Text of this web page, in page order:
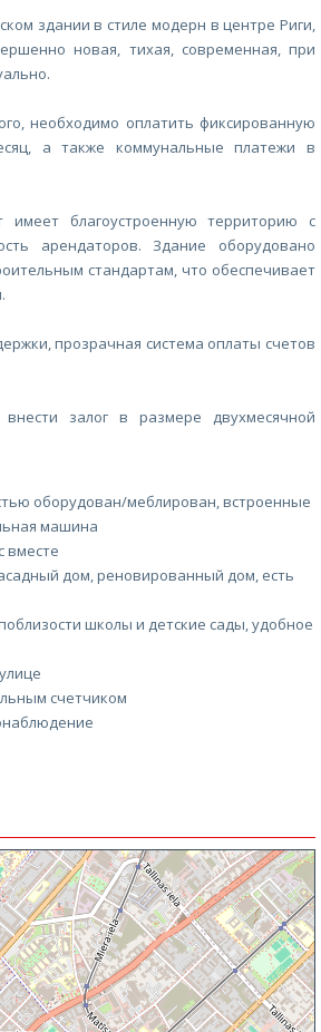
здании в стиле модерн в центре Риги,
новая, тихая, современная, при
необходимо оплатить фиксированную
а также коммунальные платежи в
благоустроенную территорию с
арендаторов. Здание оборудовано
стандартам, что обеспечивает
прозрачная система оплаты счетов
залог в размере двухмесячной
оборудован/меблирован, встроенные
машина
вместе
дом, реновированный дом, есть
школы и детские сады, удобное
счетчиком